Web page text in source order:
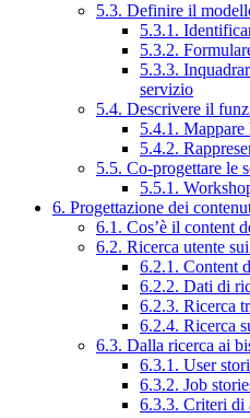
5.3. Definire il
5.3.1.
5.3.2.
5.3.3.
servizio
5.4. Descrivere il
5.4.1. Mappare
5.4.2.
5.5. Co-progettare le
5.5.1.
6. Progettazione dei
6.1. Cos’è il content
6.2. Ricerca utente
6.2.1. Content
6.2.2. Dati di
6.2.3. Ricerca
6.2.4. Ricerca
6.3. Dalla ricerca ai
6.3.1. User
6.3.2. Job
6.3.3. Criteri di